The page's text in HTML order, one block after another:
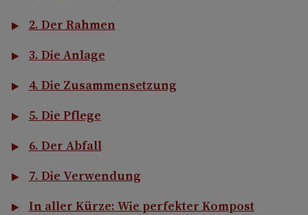
2. Der Rahmen
3. Die Anlage
4. Die Zusammensetzung
5. Die Pflege
6. Der Abfall
7. Die Verwendung
In aller Kürze: Wie perfekter Kompost